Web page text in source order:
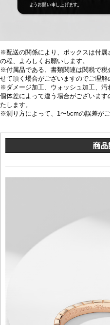
※配送の関係により、ボックスは付
の程、よろしくお願いします。
※付属品である、書類関連は関税で
せて頂く場合がございますのでご理解
※ ダメージ加工、 ウォッシュ加工、汚
個体差によって違う場合がございま
たします。
※測り方によって、1〜5cmの誤差が
商